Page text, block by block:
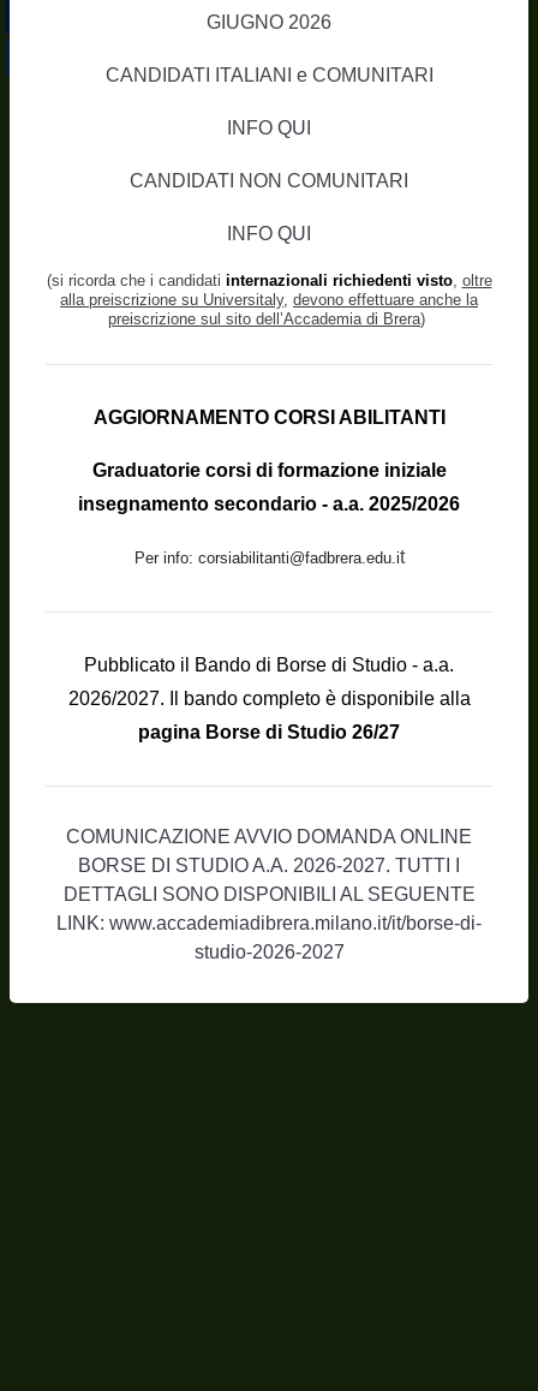
GIUGNO 2026
CANDIDATI ITALIANI e COMUNITARI
INFO QUI
CANDIDATI NON COMUNITARI
INFO QUI
(si ricorda che i candidati internazionali richiedenti visto, oltre
alla preiscrizione su Universitaly, devono effettuare anche la
preiscrizione sul sito dell’Accademia di Brera)
AGGIORNAMENTO CORSI ABILITANTI
Graduatorie corsi di formazione iniziale
insegnamento secondario - a.a. 2025/2026
Per info: corsiabilitanti@fadbrera.edu.it
Pubblicato il Bando di Borse di Studio - a.a.
2026/2027. Il bando completo è disponibile alla
pagina Borse di Studio 26/27
COMUNICAZIONE AVVIO DOMANDA ONLINE
BORSE DI STUDIO A.A. 2026-2027. TUTTI I
DETTAGLI SONO DISPONIBILI AL SEGUENTE
LINK: www.accademiadibrera.milano.it/it/borse-di-
studio-2026-2027
Facebook